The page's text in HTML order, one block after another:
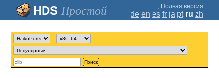
Простой ; Полная версия
de en es fr ja pt ru zh
Поиск